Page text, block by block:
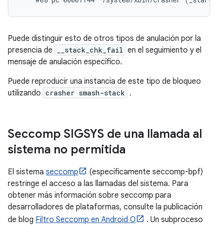
Puede distinguir esto de otros tipos de anulación por la
presencia de
__stack_chk_fail en el seguimiento y el
mensaje de anulación específico.
Puede reproducir una instancia de este tipo de bloqueo
utilizando crasher smash-stack .
Seccomp SIGSYS de una llamada al
sistema no permitida
El sistema seccomp
(específicamente seccomp-bpf)
restringe el acceso a las llamadas del sistema. Para
obtener más información sobre seccomp para
desarrolladores de plataformas, consulte la publicación
de blog Filtro Seccomp en Android O
. Un subproceso